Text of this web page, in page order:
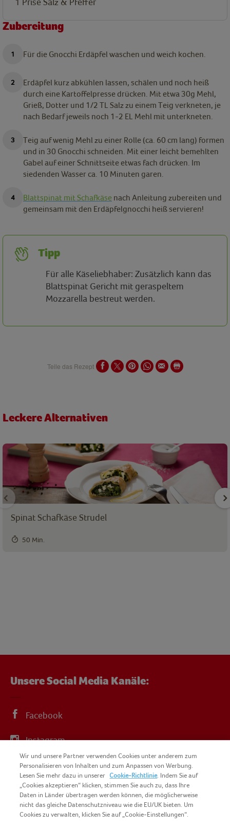
Zubereitung
Für die Gnocchi Erdäpfel waschen und weich kochen.
Erdäpfel kurz abkühlen lassen, schälen und noch heiß
durch eine Kartoffelpresse drücken. Mit etwa 30g Mehl,
Grieß, Dotter und 1/2 TL Salz zu einem Teig verkneten, je
nach Bedarf jeweils noch 1-2 EL Mehl mit unterkneten.
Teig auf wenig Mehl zu einer Rolle (ca. 60 cm lang) formen
und in 30 Gnocchi schneiden. Mit einer leicht bemehlten
Gabel auf einer Schnittseite etwas fach drücken. Im
siedenden Wasser ca. 10 Minuten garen.
Blattspinat mit Schafkäse nach Anleitung zubereiten und
gemeinsam mit den Erdäpfelgnocchi heiß servieren!
Tipp
Für alle Käseliebhaber: Zusätzlich kann das
Blattspinat Gericht mit geraspeltem
Mozzarella bestreut werden.
Teile das Rezept
Leckere Alternativen
Spinat Schafkäse Strudel
50 Min.
Unsere Social Media Kanäle:
Facebook
Instagram
YouTube
Wir und unsere Partner verwenden Cookies unter anderem zum
Personalisieren von Inhalten und zum Anpassen von Werbung.
Lesen Sie mehr dazu in unserer Cookie-Richtlinie. Indem Sie auf
„Cookies akzeptieren“ klicken, stimmen Sie auch zu, dass Ihre
Daten in Länder übertragen werden können, die möglicherweise
nicht das gleiche Datenschutzniveau wie die EU/UK bieten. Um
Cookies zu verwalten, klicken Sie auf „Cookie-Einstellungen“.